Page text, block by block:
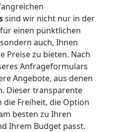
sind wir nicht nur in der
einen pünktlichen
auch, Ihnen
Preise zu bieten. Nach
Anfrageformulars
Angebote, aus denen
Dieser transparente
die Freiheit, die Option
besten zu Ihren
Ihrem Budget passt.